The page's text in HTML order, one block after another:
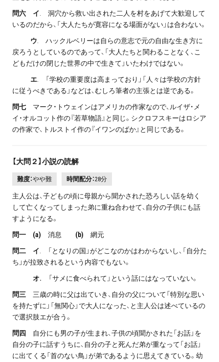
問六 イ
. 洞穴から救い出された二人を村をあげて大歓迎して
いるのだから、「大人たちが寛容になる場面がない」は合わない。
ウ . ハックルベリーは自らの意志で元の自由な生き方に
戻ろうとしているのであって、「大人たちと関わることなく、こ
どもだけの閉じた世界の中で生きて」いたわけではない。
エ . 「学校の重要度は高まっており」「人々は学校の方針
に従うべきである」などは、むしろ筆者の主張とは逆である。
問七 マーク・トウェインはアメリカの作家なので、ルイザ・メ
イ・オルコット作の『若草物語』と同じ。シクロフスキーはロシア
の作家で、トルストイ作の『イワンのばか』と同じである。
【大問２】小説の読解
難度：やや難 時間配分：28分
主人公は、子どもの頃に母親から聞かされた恐ろしい話を幼く
して亡くなってしまった弟に重ね合わせて、自分の子供にも話
すようになる。
問一 (a) 消息 (b) 網元
問二 イ
. 「となりの国」がどこなのかはわからないし、「自分た
ち」が拉致されるという内容でもない。
オ. 「サメに食べられて」という話にはなっていない。
問三 三歳の時に父は出ていき、自分の父について「特別な思い
を持たずに」「無関心」で大人になった、と主人公は述べているの
で選択肢エが合う。
問四
自分にも男の子が生まれ、子供の頃聞かされた「お話」を
自分の子に話すうちに、自分の子と死んだ弟が重なって「お話」
に出てくる「首のない鳥」が弟であるように思えてきている。幼